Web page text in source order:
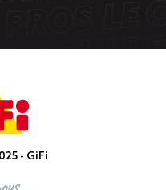
- GiFi